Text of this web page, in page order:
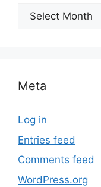
Archive
Meta
Log in
Entries feed
Comments feed
WordPress.org